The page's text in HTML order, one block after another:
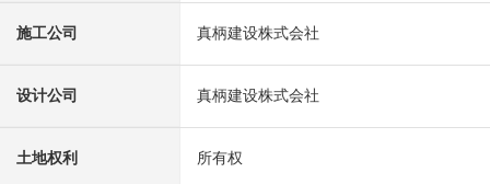
施工公司 真柄建设株式会社
设计公司 真柄建设株式会社
土地权利 所有权